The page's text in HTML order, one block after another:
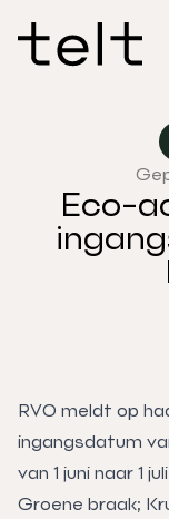
Eco-
RVO meldt op
ingangsdatum
van 1 juni naar 1
Groene braak;